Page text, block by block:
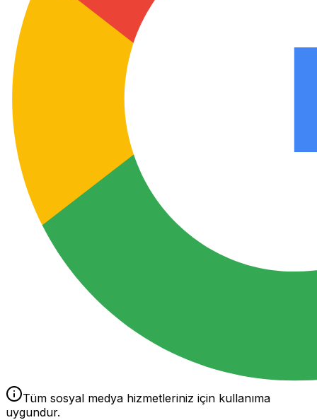
Tüm sosyal medya hizmetleriniz için kullanıma
uygundur.